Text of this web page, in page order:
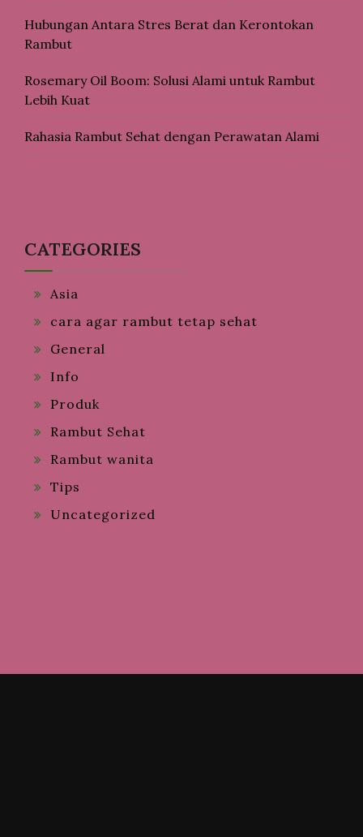
Hubungan Antara Stres Berat dan Kerontokan
Rambut
Rosemary Oil Boom: Solusi Alami untuk Rambut
Lebih Kuat
Rahasia Rambut Sehat dengan Perawatan Alami
CATEGORIES
Asia
cara agar rambut tetap sehat
General
Info
Produk
Rambut Sehat
Rambut wanita
Tips
Uncategorized